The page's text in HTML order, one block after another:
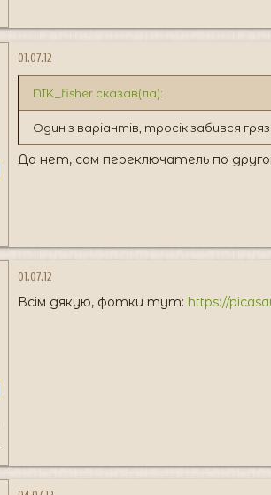
01.07.12
NIK_fisher сказав(ла):
Один з варіантів, тросік забився
Да нет, сам переключатель по
01.07.12
Всім дякую, фотки тут: https://